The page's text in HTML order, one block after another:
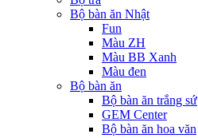
Bộ bàn ăn Nhật
Fun
Màu ZH
Màu BB Xanh
Màu đen
Bộ bàn ăn
Bộ bàn ăn trắng sứ
GEM Center
Bộ bàn ăn hoa văn